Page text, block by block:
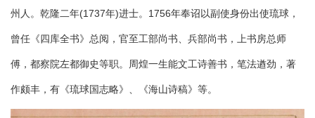
州人。乾隆二年(1737年)进士。1756年奉诏以副使身份出使琉球，
曾任《四库全书》总阅，官至工部尚书、兵部尚书，上书房总师
傅，都察院左都御史等职。周煌一生能文工诗善书，笔法遒劲，著
作颇丰，有《琉球国志略》、《海山诗稿》等。